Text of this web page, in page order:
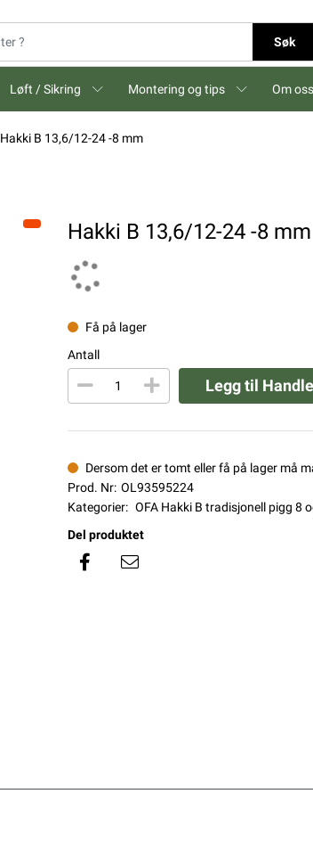
Søk
Løft / Sikring Montering og tips Om oss
Hakki B 13,6/12-24 -8 mm
Hakki B 13,6/12-24 -8 mm
Få på lager
Antall
Legg til
Dersom det er tomt eller få på lager må
Prod. Nr: OL93595224
Kategorier: OFA Hakki B tradisjonell pigg 8
Del produktet